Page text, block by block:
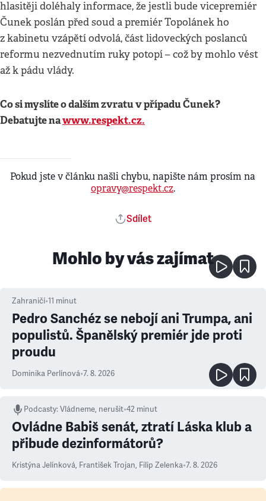
hlasitěji doléhaly informace, že jestli bude vicepremiér
Čunek poslán před soud a premiér Topolánek ho
z kabinetu vzápětí odvolá, část lidoveckých poslanců
reformu nezvednutím ruky potopí – což by mohlo vést
až k pádu vlády.
Co si myslíte o dalším zvratu v případu Čunek?
Debatujte nawww.respekt.cz.
Pokud jste v článku našli chybu, napište nám prosím na
opravy@respekt.cz.
Sdílet
Mohlo by vás zajímat
Zahraničí•11 minut
Pedro Sanchéz se nebojí ani Trumpa, ani
populistů. Španělský premiér jde proti
proudu
Dominika Perlínová•7. 8. 2026
Podcasty:Vládneme, nerušit•42 minut
Ovládne Babiš senát, ztratí Láska klub a
přibude dezinformátorů?
Kristýna Jelínková, František Trojan, Filip Zelenka•7. 8. 2026